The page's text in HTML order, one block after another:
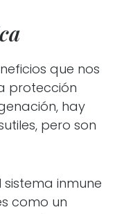
que nos
protección
hay
pero son
inmune
como un